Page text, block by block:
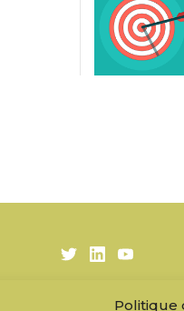
Politique
TwitterLinkedIn
S’inscrire à la